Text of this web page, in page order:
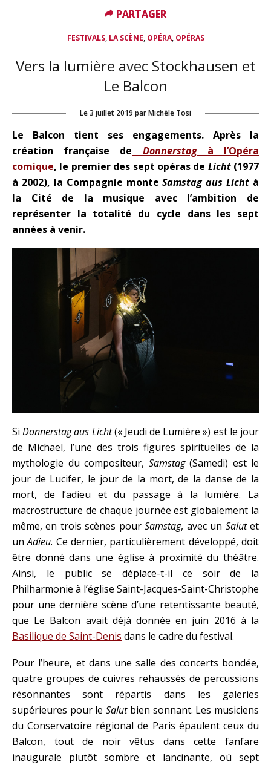
FESTIVALS, LA SCÈNE, OPÉRA, OPÉRAS
Vers la lumière avec Stockhausen et
Le Balcon
Le3 juillet 2019 parMichèle Tosi
Le Balcon tient ses engagements. Après la
création française de Donnerstagà l’Opéra
comique, le premier des sept opéras de Licht(1977
à 2002), la Compagnie monte Samstag aus Licht à
la Cité de la musique avec l’ambition de
représenter la totalité du cycle dans les sept
années à venir.
SiDonnerstag aus Licht(« Jeudi de Lumière ») est le jour
de Michael, l’une des trois figures spirituelles de la
mythologie du compositeur, Samstag (Samedi) est le
jour de Lucifer, le jour de la mort, de la danse de la
mort, de l’adieu et du passage à la lumière. La
macrostructure de chaque journée est globalement la
même, en trois scènes pourSamstag, avec un Salutet
unAdieu. Ce dernier, particulièrement développé, doit
être donné dans une église à proximité du théâtre.
Ainsi, le public se déplace-t-il ce soir de la
Philharmonie à l’église Saint-Jacques-Saint-Christophe
pour une dernière scène d’une retentissante beauté,
que Le Balcon avait déjà donnée en juin 2016 à la
Basilique de Saint-Denis dans le cadre du festival.
Pour l’heure, et dans une salle des concerts bondée,
quatre groupes de cuivres rehaussés de percussions
résonnantes sont répartis dans les galeries
supérieures pour le Salutbien sonnant. Les musiciens
du Conservatoire régional de Paris épaulent ceux du
Balcon, tout de noir vêtus dans cette fanfare
inaugurale plutôt sombre et lancinante, où sept
PARTAGER
PARTAGER